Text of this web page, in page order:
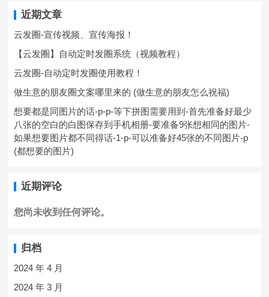
近期文章
云发圈-宣传视频、宣传海报！
【云发圈】自动定时发圈系统（视频教程）
云发圈-自动定时发圈使用教程！
做生意的朋友圈文案哪里来的 (做生意的朋友怎么祝福)
想要都是同图片的话-p-p-等下拼图需要用到-首先准备好最少
八张的空白的白图保存到手机相册-要准备9张想相同的图片-
如果想要图片都不同得话-1-p-可以准备好45张的不同图片-p
(都想要的图片)
近期评论
您尚未收到任何评论。
归档
2024 年 4 月
2024 年 3 月